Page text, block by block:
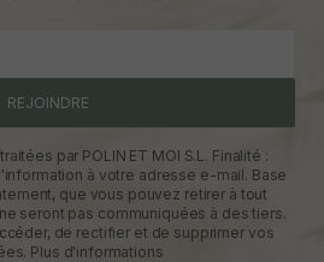
REJOINDRE
par POLIN ET MOI S.L. Finalité :
à votre adresse e-mail. Base
que vous pouvez retirer à tout
seront pas communiquées à des tiers.
de rectifier et de supprimer vos
Plus d'informations